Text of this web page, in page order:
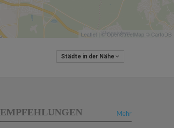
Leaflet | © OpenStreetMap © CartoDB
Städte in der Nähe
Mehr
EMPFEHLUNGEN